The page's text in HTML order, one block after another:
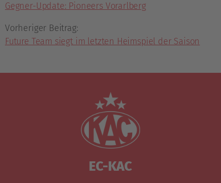
Gegner-Update: Pioneers Vorarlberg
Vorheriger Beitrag:
Future Team siegt im letzten Heimspiel der Saison
EC-KAC